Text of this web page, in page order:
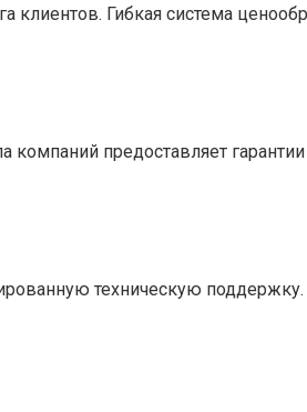
Гибкая система
компаний предоставляет
техническую